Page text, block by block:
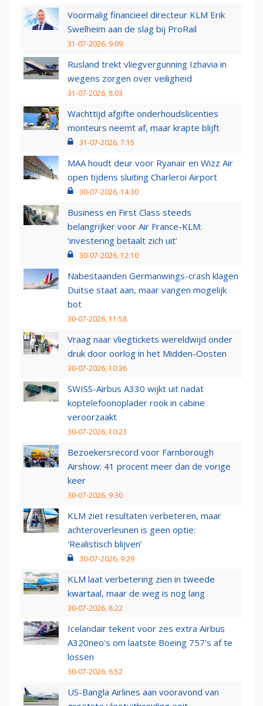
Voormalig financieel directeur KLM Erik
Swelheim aan de slag bij ProRail
31-07-2026, 9:09
Rusland trekt vliegvergunning Izhavia in
wegens zorgen over veiligheid
31-07-2026, 8:03
Wachttijd afgifte onderhoudslicenties
monteurs neemt af, maar krapte blijft
31-07-2026, 7:15
MAA houdt deur voor Ryanair en Wizz Air
open tijdens sluiting Charleroi Airport
30-07-2026, 14:30
Business en First Class steeds
belangrijker voor Air France-KLM:
‘investering betaalt zich uit’
30-07-2026, 12:10
Nabestaanden Germanwings-crash klagen
Duitse staat aan, maar vangen mogelijk
bot
30-07-2026, 11:58
Vraag naar vliegtickets wereldwijd onder
druk door oorlog in het Midden-Oosten
30-07-2026, 10:36
SWISS-Airbus A330 wijkt uit nadat
koptelefoonoplader rook in cabine
veroorzaakt
30-07-2026, 10:23
Bezoekersrecord voor Farnborough
Airshow: 41 procent meer dan de vorige
keer
30-07-2026, 9:30
KLM ziet resultaten verbeteren, maar
achteroverleunen is geen optie:
‘Realistisch blijven’
30-07-2026, 9:29
KLM laat verbetering zien in tweede
kwartaal, maar de weg is nog lang
30-07-2026, 8:22
Icelandair tekent voor zes extra Airbus
A320neo's om laatste Boeing 757's af te
lossen
30-07-2026, 6:52
US-Bangla Airlines aan vooravond van